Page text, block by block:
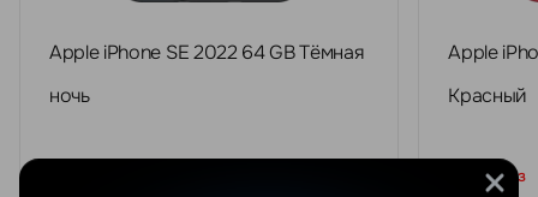
Apple iPhone SE 2022 64 GB Тёмная
ночь
Apple
Красный
Под заказ